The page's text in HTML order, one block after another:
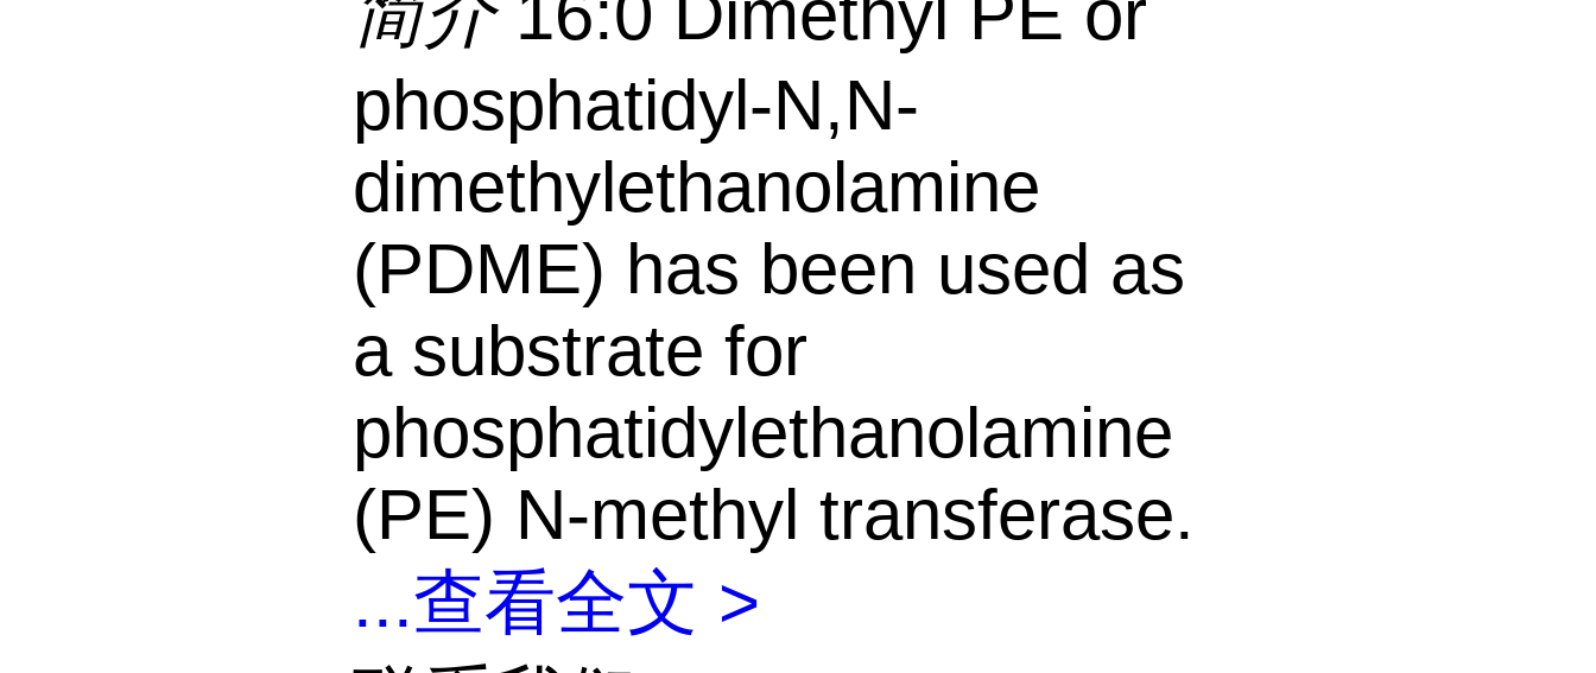
phosphatidyl-N,N-
dimethylethanolamine
(PDME) has been used as
a substrate for
phosphatidylethanolamine
(PE) N-methyl transferase.
...查看全文 >